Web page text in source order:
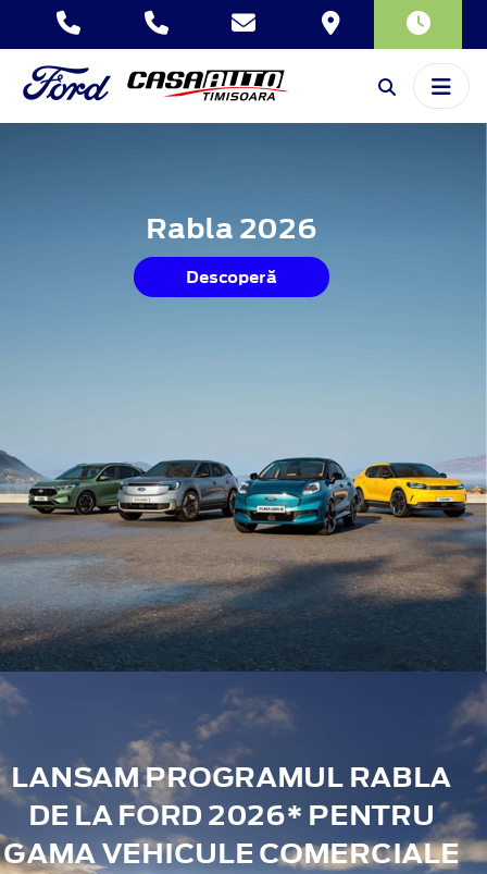
Rabla 2026
Descoperă
LANSAM PROGRAMUL RABLA
DE LA FORD 2026* PENTRU
GAMA VEHICULE COMERCIALE